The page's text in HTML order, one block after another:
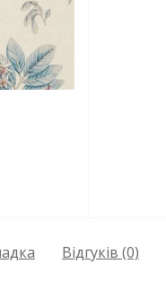
Відгуків (0)